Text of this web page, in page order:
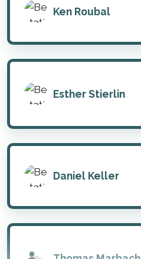
Ken Roubal
Esther Stierlin
Daniel Keller